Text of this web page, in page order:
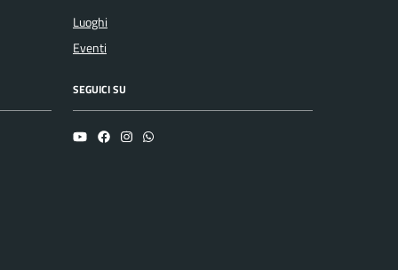
Luoghi
Eventi
SEGUICI SU
YouTubeFacebookInstagramWhatsapp